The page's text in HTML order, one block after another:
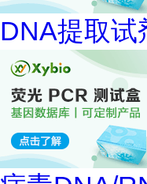
DNA提取试